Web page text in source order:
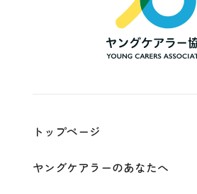
ア
ラ
ー
Young
トップページ
ヤングケアラーのあなたへ